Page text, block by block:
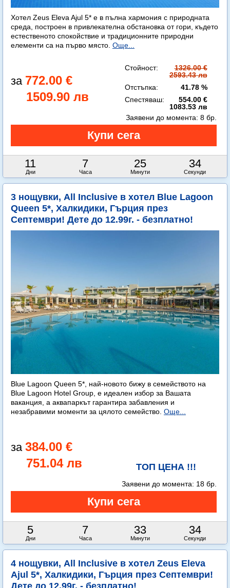
Хотел Zeus Eleva Ajul 5* е в пълна хармония с природната
среда, построен в привлекателна обстановка от гори, където
естественото спокойствие и традиционните природни
елементи са на първо място. Още...
772.00 €
1509.90 лв
Стойност:
1326.00 €
2593.43 лв
Отстъпка:
41.78 %
Спестяваш:
554.00 €
1083.53 лв
11
Дни
7
Часа
25
Минути
33
Секунди
Заявени до момента: 8 бр.
3 нощувки, All Inclusive в хотел Blue Lagoon
Queen 5*, Халкидики, Гърция през
Септември! Дете до 12.99г. - безплатно!
Blue Lagoon Queen 5*, най-новото бижу в семейството на
Blue Lagoon Hotel Group, е идеален избор за Вашата
ваканция, а аквапаркът гарантира забавления и
незабравими моменти за цялото семейство. Още...
384.00 €
751.04 лв
ТОП ЦЕНА !!!
5
Дни
7
Часа
33
Минути
33
Секунди
Заявени до момента: 18 бр.
4 нощувки, All Inclusive в хотел Zeus Eleva
Ajul 5*, Халкидики, Гърция през Септември!
Дете до 12.99г. - безплатно!